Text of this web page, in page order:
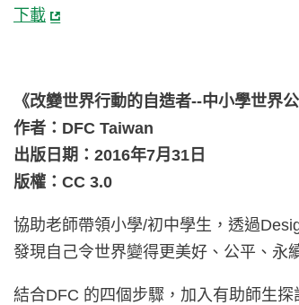
下載
《改變世界行動的自造者--中小學世界
作者：DFC Taiwan
出版日期：2016年7月31日
版權：CC 3.0
協助老師帶領小學/初中學生，透過
發現自己令世界變得更美好、公平、永
結合DFC 的四個步驟，加入有助師生